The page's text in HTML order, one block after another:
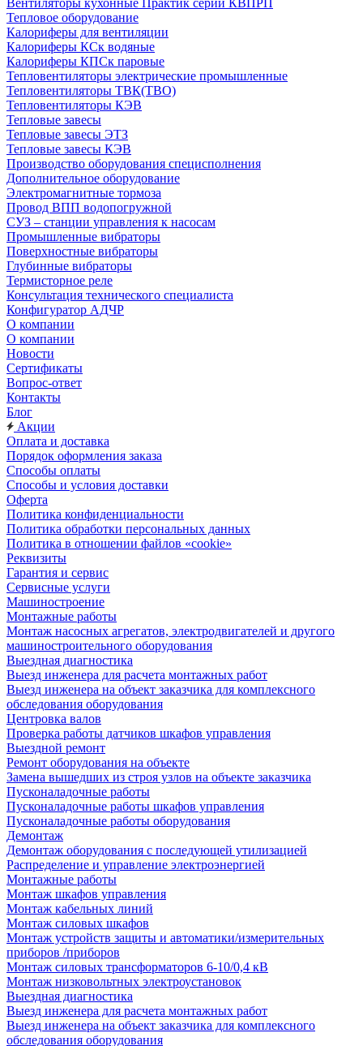
Вентиляторы кухонные Практик серии КВПРП
Тепловое оборудование
Калориферы для вентиляции
Калориферы КСк водяные
Калориферы КПСк паровые
Тепловентиляторы электрические промышленные
Тепловентиляторы ТВК(ТВО)
Тепловентиляторы КЭВ
Тепловые завесы
Тепловые завесы ЭТЗ
Тепловые завесы КЭВ
Производство оборудования специсполнения
Дополнительное оборудование
Электромагнитные тормоза
Провод ВПП водопогружной
СУЗ – станции управления к насосам
Промышленные вибраторы
Поверхностные вибраторы
Глубинные вибраторы
Термисторное реле
Консультация технического специалиста
Конфигуратор АДЧР
О компании
О компании
Новости
Сертификаты
Вопрос-ответ
Контакты
Блог
Акции
Оплата и доставка
Порядок оформления заказа
Способы оплаты
Способы и условия доставки
Оферта
Политика конфиденциальности
Политика обработки персональных данных
Политика в отношении файлов «cookie»
Реквизиты
Гарантия и сервис
Сервисные услуги
Машиностроение
Монтажные работы
Монтаж насосных агрегатов, электродвигателей и другого
машиностроительного оборудования
Выездная диагностика
Выезд инженера для расчета монтажных работ
Выезд инженера на объект заказчика для комплексного
обследования оборудования
Центровка валов
Проверка работы датчиков шкафов управления
Выездной ремонт
Ремонт оборудования на объекте
Замена вышедших из строя узлов на объекте заказчика
Пусконаладочные работы
Пусконаладочные работы шкафов управления
Пусконаладочные работы оборудования
Демонтаж
Демонтаж оборудования с последующей утилизацией
Распределение и управление электроэнергией
Монтажные работы
Монтаж шкафов управления
Монтаж кабельных линий
Монтаж силовых шкафов
Монтаж устройств защиты и автоматики/измерительных
приборов /приборов
Монтаж силовых трансформаторов 6-10/0,4 кВ
Монтаж низковольтных электроустановок
Выездная диагностика
Выезд инженера для расчета монтажных работ
Выезд инженера на объект заказчика для комплексного
обследования оборудования